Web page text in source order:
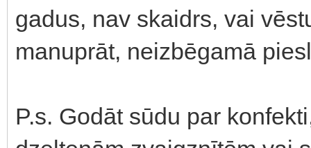
gadus, nav skaidrs, vai
manuprāt, neizbēgamā
P.s. Godāt sūdu par